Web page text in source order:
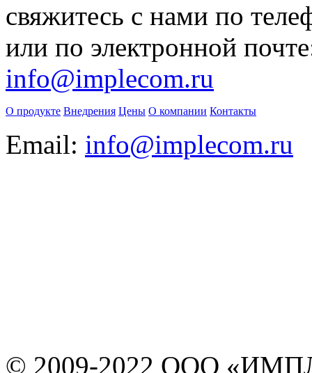
свяжитесь с нами по
или по электронной
info@implecom.ru
О продукте Внедрения Цены О компании Контакты
Email: info@implecom.ru
© 2009-2022 ООО